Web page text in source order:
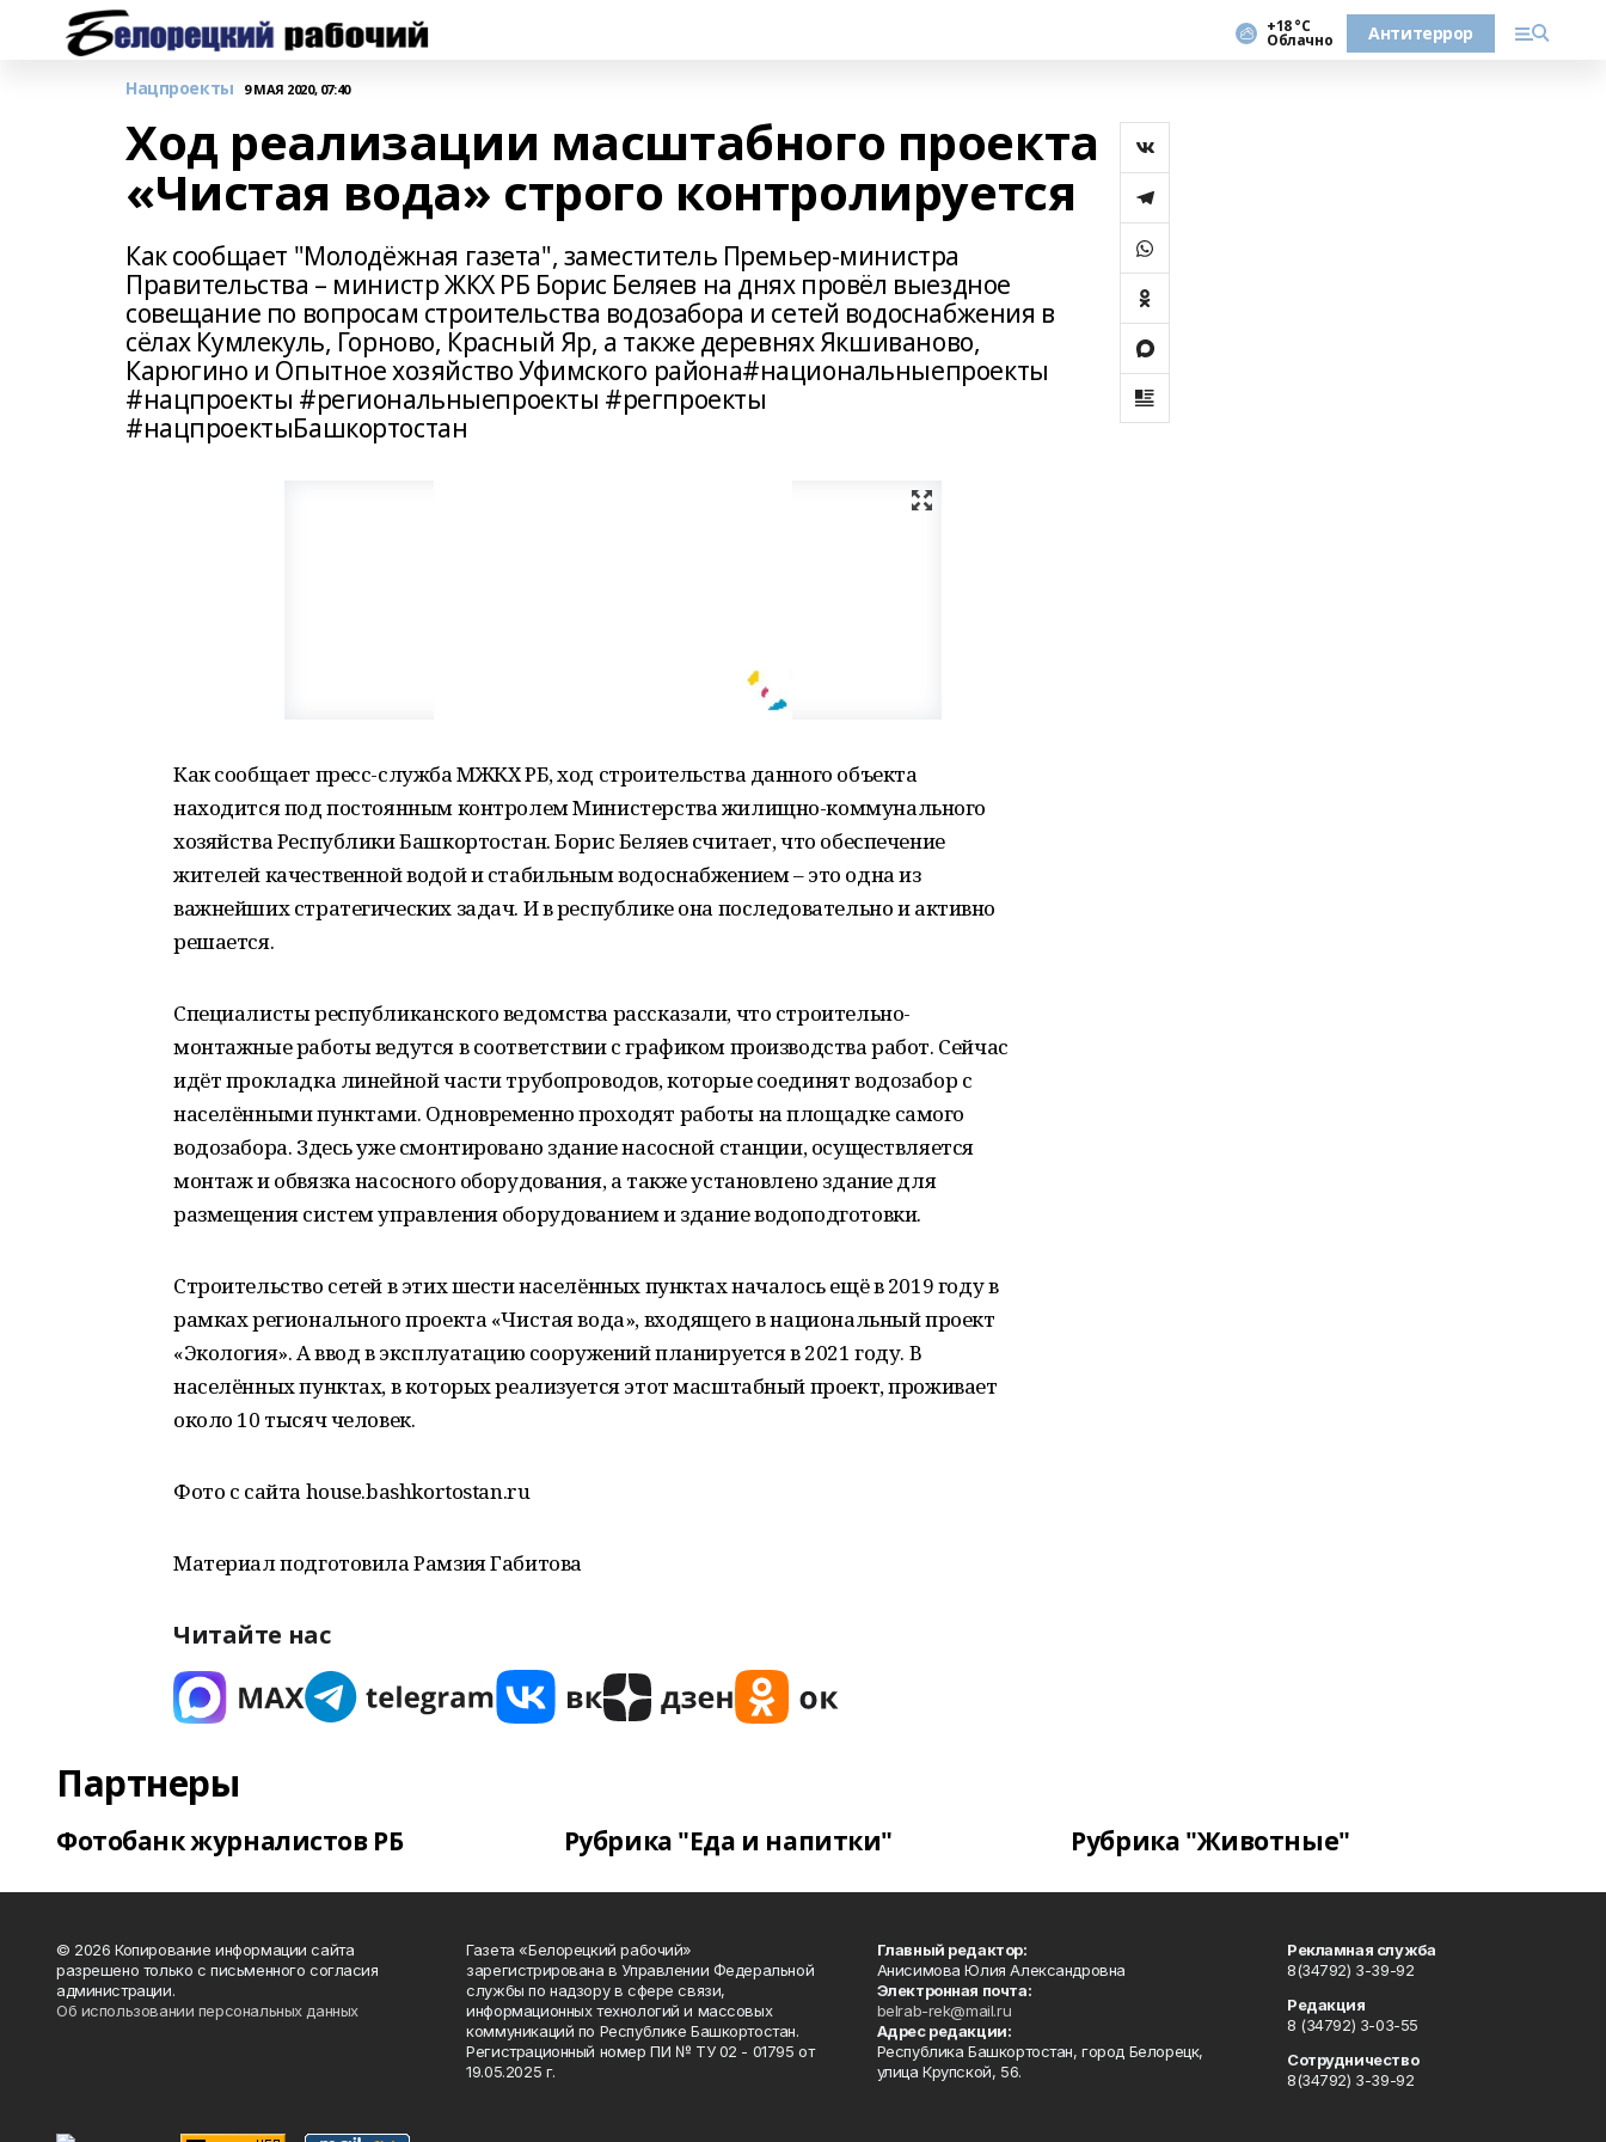
+18 °С
Облачно Антитеррор
Нацпроекты 9 МАЯ 2020, 07:40
Ход реализации масштабного проекта
«Чистая вода» строго контролируется
Как сообщает "Молодёжная газета", заместитель Премьер-министра
Правительства – министр ЖКХ РБ Борис Беляев на днях провёл выездное
совещание по вопросам строительства водозабора и сетей водоснабжения в
сёлах Кумлекуль, Горново, Красный Яр, а также деревнях Якшиваново,
Карюгино и Опытное хозяйство Уфимского района#национальныепроекты
#нацпроекты #региональныепроекты #регпроекты
#нацпроектыБашкортостан
Как сообщает пресс-служба МЖКХ РБ, ход строительства данного объекта
находится под постоянным контролем Министерства жилищно-коммунального
хозяйства Республики Башкортостан. Борис Беляев считает, что обеспечение
жителей качественной водой и стабильным водоснабжением – это одна из
важнейших стратегических задач. И в республике она последовательно и активно
решается.
Специалисты республиканского ведомства рассказали, что строительно-
монтажные работы ведутся в соответствии с графиком производства работ. Сейчас
идёт прокладка линейной части трубопроводов, которые соединят водозабор с
населёнными пунктами. Одновременно проходят работы на площадке самого
водозабора. Здесь уже смонтировано здание насосной станции, осуществляется
монтаж и обвязка насосного оборудования, а также установлено здание для
размещения систем управления оборудованием и здание водоподготовки.
Строительство сетей в этих шести населённых пунктах началось ещё в 2019 году в
рамках регионального проекта «Чистая вода», входящего в национальный проект
«Экология». А ввод в эксплуатацию сооружений планируется в 2021 году. В
населённых пунктах, в которых реализуется этот масштабный проект, проживает
около 10 тысяч человек.
Фото с сайта house.bashkortostan.ru
Материал подготовила Рамзия Габитова
Читайте нас
Партнеры
Фотобанк журналистов РБ Рубрика "Еда и напитки" Рубрика "Животные"
© 2026 Копирование информации сайта
разрешено только с письменного согласия
администрации.
Об использовании персональных данных
Газета «Белорецкий рабочий»
зарегистрирована в Управлении Федеральной
службы по надзору в сфере связи,
информационных технологий и массовых
коммуникаций по Республике Башкортостан.
Регистрационный номер ПИ № ТУ 02 - 01795 от
19.05.2025 г.
Главный редактор:
Анисимова Юлия Александровна
Электронная почта:
belrab-rek@mail.ru
Адрес редакции:
Республика Башкортостан, город Белорецк,
улица Крупской, 56.
Рекламная служба
8(34792) 3-39-92
Редакция
8 (34792) 3-03-55
Сотрудничество
8(34792) 3-39-92